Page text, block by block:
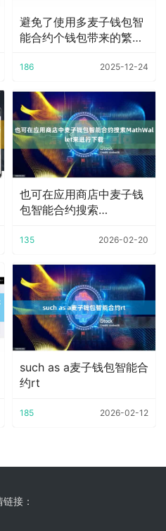
避免了使用多麦子钱包智
能合约个钱包带来的繁琐
186 2025-12-24
也可在应用商店中麦子钱
包智能合约搜索
135 2026-02-20
such as a麦子钱包智能合
约rt
185 2026-02-12
接：